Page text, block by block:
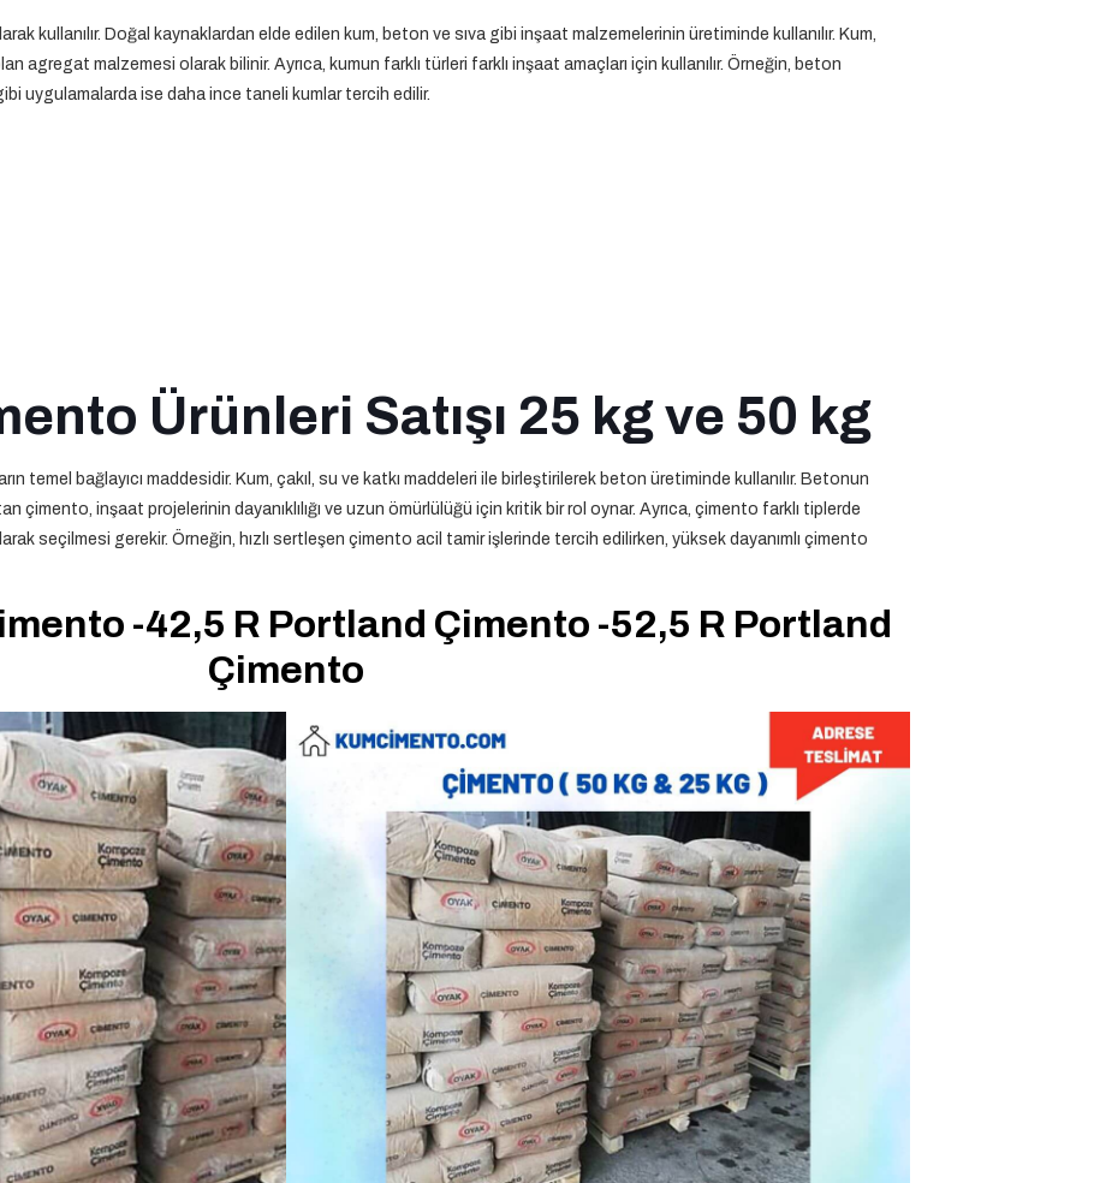
kullanılır. Doğal kaynaklardan elde edilen kum, beton ve sıva gibi inşaat malzemelerinin üretiminde kullanılır. Kum,
agregat malzemesi olarak bilinir. Ayrıca, kumun farklı türleri farklı inşaat amaçları için kullanılır. Örneğin, beton
uygulamalarda ise daha ince taneli kumlar tercih edilir.
Ürünleri Satışı 25 kg ve 50 kg
temel bağlayıcı maddesidir. Kum, çakıl, su ve katkı maddeleri ile birleştirilerek beton üretiminde kullanılır. Betonun
çimento, inşaat projelerinin dayanıklılığı ve uzun ömürlülüğü için kritik bir rol oynar. Ayrıca, çimento farklı tiplerde
seçilmesi gerekir. Örneğin, hızlı sertleşen çimento acil tamir işlerinde tercih edilirken, yüksek dayanımlı çimento
-42,5 R Portland Çimento -52,5 R Portland
Çimento